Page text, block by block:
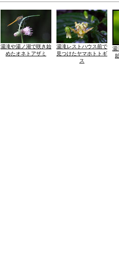
湯滝や湯ノ湖で咲き始
めたオネトアザミ
湯滝レストハウス前で
見つけたヤマホトトギ
ス
湯